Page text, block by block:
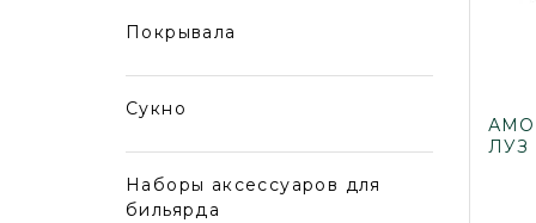
Покрывала
Сукно
Наборы аксессуаров для
бильярда
ЛУЗ